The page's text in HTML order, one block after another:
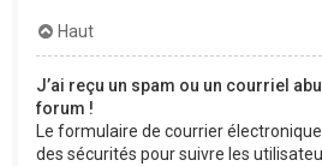
Haut
J’ai reçu un spam ou un courriel
forum !
Le formulaire de courrier
des sécurités pour suivre les